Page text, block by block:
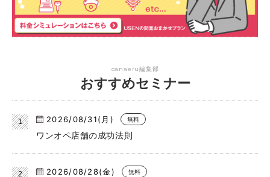
canaeru編集部
おすすめセミナー
2026/08/31(月) 無料
ワンオペ店舗の成功法則
2026/08/28(金) 無料